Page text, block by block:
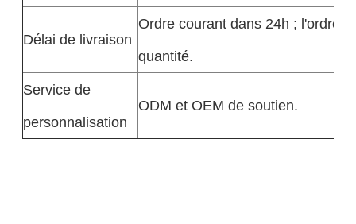
Délai de livraison
Ordre courant dans 24h ; l'ordre
quantité.
Service de
personnalisation
ODM et OEM de soutien.